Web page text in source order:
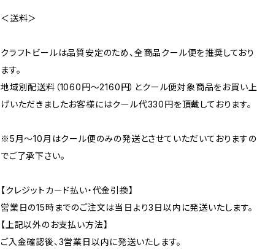
＜送料＞
クラフトビールは品質安定のため、全商品クール便を推奨しており
ます。
地域別配送料（1060円～2160円）とクール便対象商品をお買い上
げいただきましたお客様にはクール代330円を頂戴しております。
※5月～10月はクール便のみの発送とさせていただいておりますの
でご了承下さい。
【クレジットカード払い・代金引換】
営業日の15時までのご注文は当日より3日以内に発送いたします。
【上記以外のお支払い方法】
ご入金確認後、3営業日以内に発送いたします。